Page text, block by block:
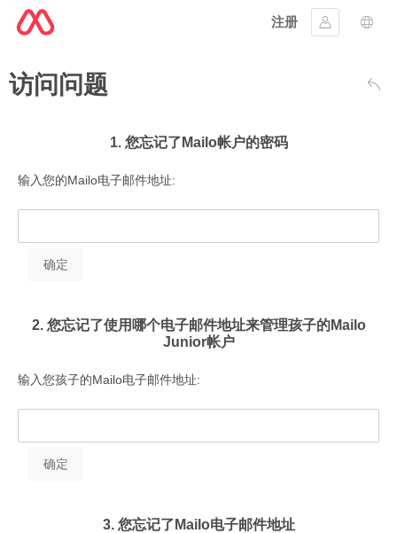
注册
登入 语言
访问问题 返回
1. 您忘记了Mailo帐户的密码
输入您的Mailo电子邮件地址:
2. 您忘记了使用哪个电子邮件地址来管理孩子的Mailo
Junior帐户
输入您孩子的Mailo电子邮件地址:
3. 您忘记了Mailo电子邮件地址